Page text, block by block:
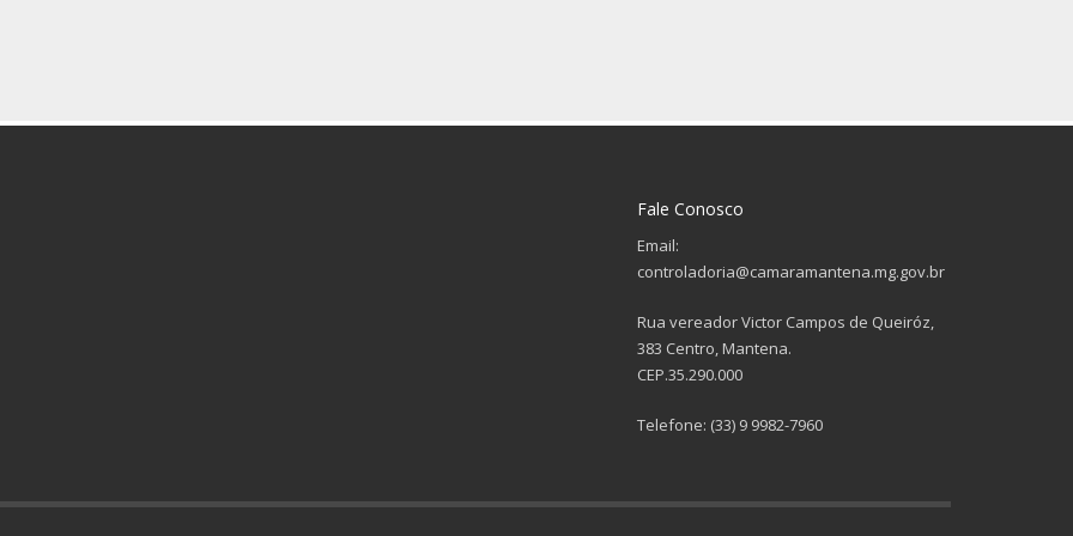
Fale Conosco
Email:
controladoria@camaramantena.mg.gov.br
Rua vereador Victor Campos de Queiróz,
383 Centro, Mantena.
CEP.35.290.000
Telefone: (33) 9 9982-7960